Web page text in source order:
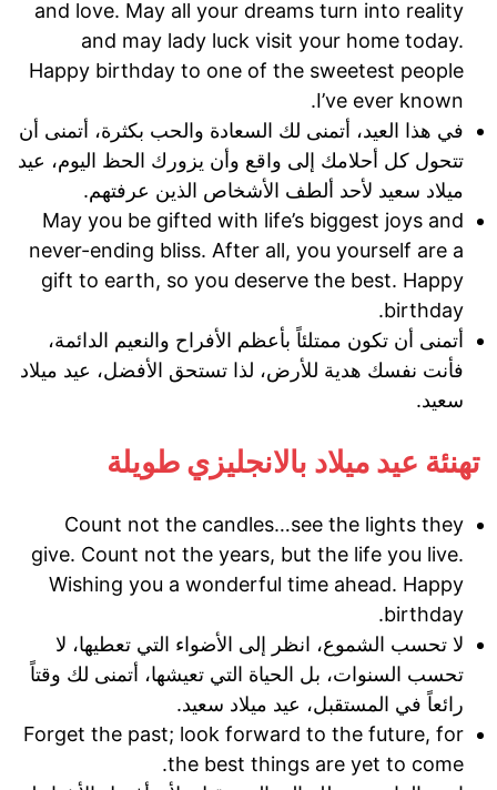
and love. May all your dreams turn into reality
and may lady luck visit your home today.
Happy birthday to one of the sweetest people
I’ve ever known.
في هذا العيد، أتمنى لك السعادة والحب بكثرة، أتمنى أن
تتحول كل أحلامك إلى واقع وأن يزورك الحظ اليوم، عيد
ميلاد سعيد لأحد ألطف الأشخاص الذين عرفتهم.
May you be gifted with life’s biggest joys and
never-ending bliss. After all, you yourself are a
gift to earth, so you deserve the best. Happy
birthday.
أتمنى أن تكون ممتلئاً بأعظم الأفراح والنعيم الدائمة،
فأنت نفسك هدية للأرض، لذا تستحق الأفضل، عيد ميلاد
سعيد.
تهنئة عيد ميلاد بالانجليزي طويلة
Count not the candles…see the lights they
give. Count not the years, but the life you live.
Wishing you a wonderful time ahead. Happy
birthday.
لا تحسب الشموع، انظر إلى الأضواء التي تعطيها، لا
تحسب السنوات، بل الحياة التي تعيشها، أتمنى لك وقتاً
رائعاً في المستقبل، عيد ميلاد سعيد.
Forget the past; look forward to the future, for
the best things are yet to come.